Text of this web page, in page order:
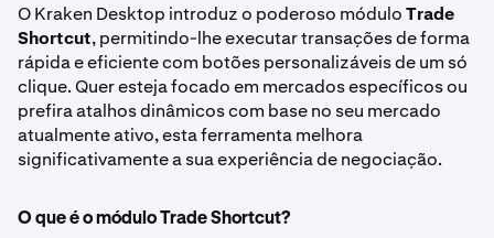
O Kraken Desktop introduz o poderoso móduloTrade
Shortcut, permitindo-lhe executar transações de forma
rápida e eficiente com botões personalizáveis de um só
clique. Quer esteja focado em mercados específicos ou
prefira atalhos dinâmicos com base no seu mercado
atualmente ativo, esta ferramenta melhora
significativamente a sua experiência de negociação.
O que é o módulo Trade Shortcut?